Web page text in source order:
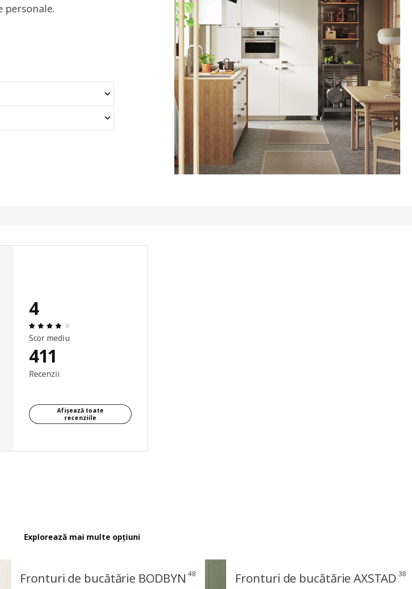
personale.
5 din 5 stele
4
Scor mediu
411
Recenzii
Afișează toate
recenziile
Explorează mai multe opțiuni
Fronturi de bucătărie BODBYN 48 Fronturi de bucătărie AXSTAD 38